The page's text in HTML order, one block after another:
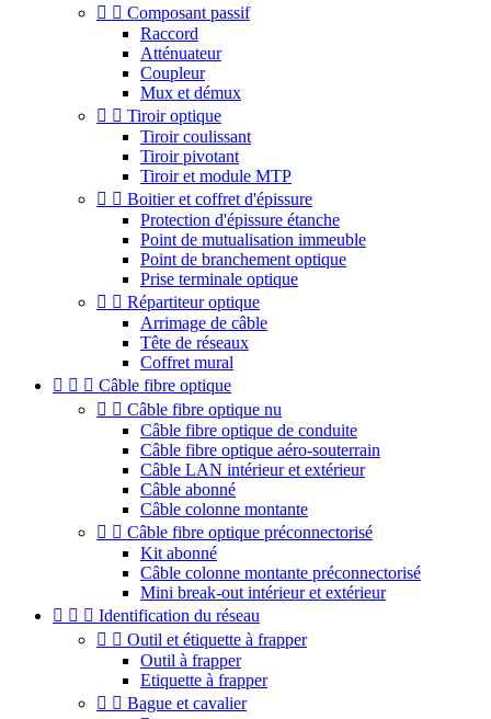
  Composant passif
Raccord
Atténuateur
Coupleur
Mux et démux
  Tiroir optique
Tiroir coulissant
Tiroir pivotant
Tiroir et module MTP
  Boitier et coffret d'épissure
Protection d'épissure étanche
Point de mutualisation immeuble
Point de branchement optique
Prise terminale optique
  Répartiteur optique
Arrimage de câble
Tête de réseaux
Coffret mural
   Câble fibre optique
  Câble fibre optique nu
Câble fibre optique de conduite
Câble fibre optique aéro-souterrain
Câble LAN intérieur et extérieur
Câble abonné
Câble colonne montante
  Câble fibre optique préconnectorisé
Kit abonné
Câble colonne montante préconnectorisé
Mini break-out intérieur et extérieur
   Identification du réseau
  Outil et étiquette à frapper
Outil à frapper
Etiquette à frapper
  Bague et cavalier